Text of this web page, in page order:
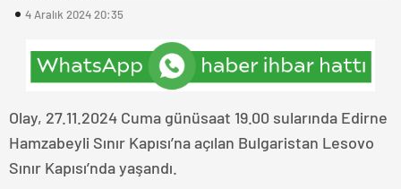
4 Aralık 2024 20:35
Olay, 27.11.2024 Cuma günüsaat 19.00 sularında Edirne
Hamzabeyli Sınır Kapısı’na açılan Bulgaristan Lesovo
Sınır Kapısı’nda yaşandı.